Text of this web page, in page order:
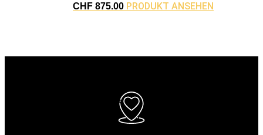
CHF 875.00 PRODUKT ANSEHEN